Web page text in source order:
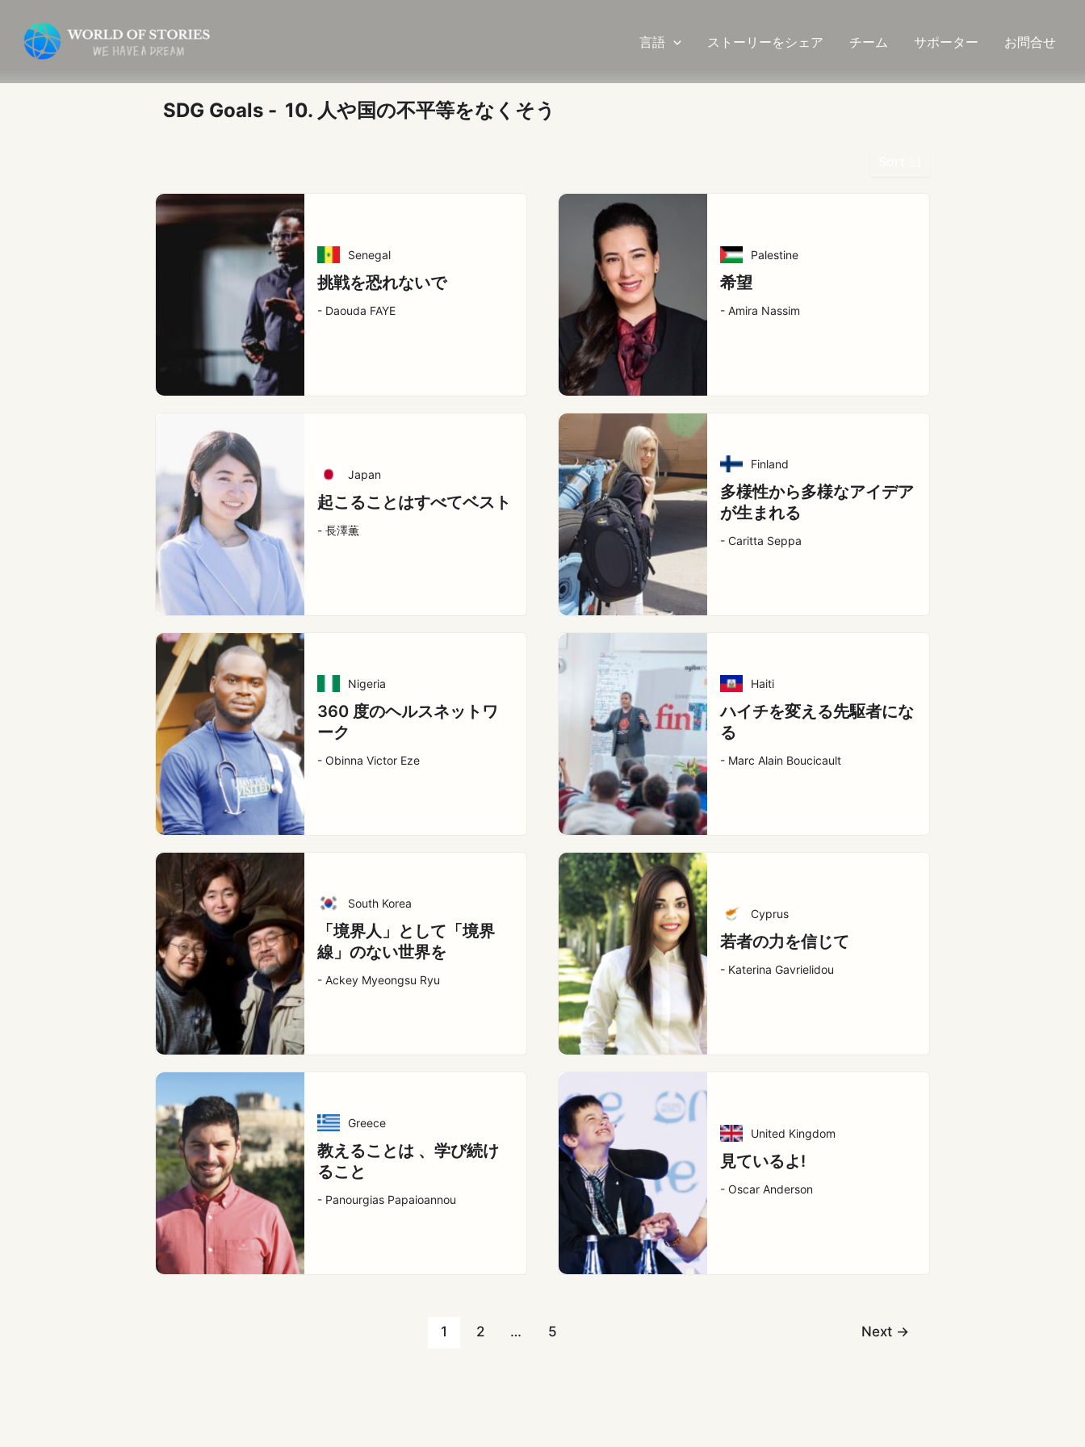
言語 ストーリーをシェア チーム サポーター お問合せ
SDG Goals - 10. 人や国の不平等をなくそう
Senegal
挑戦を恐れないで
- Daouda FAYE
Palestine
希望
- Amira Nassim
Japan
起こることはすべてベスト
- 長澤薫
Finland
多様性から多様なアイデア
が生まれる
- Caritta Seppa
Nigeria
360 度のヘルスネットワ
ーク
- Obinna Victor Eze
Haiti
ハイチを変える先駆者にな
る
- Marc Alain Boucicault
South Korea
「境界人」として「境界
線」のない世界を
- Ackey Myeongsu Ryu
Cyprus
若者の力を信じて
- Katerina Gavrielidou
Greece
教えることは 、学び続け
ること
- Panourgias Papaioannou
United Kingdom
見ているよ!
- Oscar Anderson
稿
の
ジ
1 2 … 5 Next →